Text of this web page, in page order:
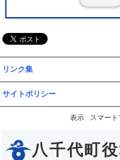
リンク集
サイトポリシー
表示 スマート
八千代町